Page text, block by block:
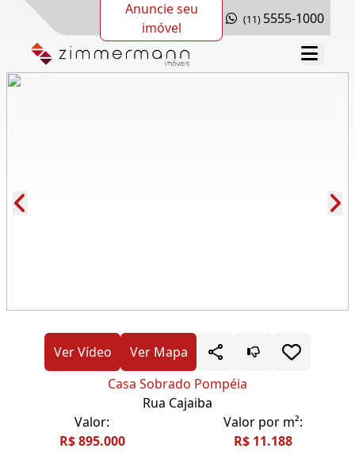
Anuncie seu
imóvel
(11) 5555-1000
Ver Vídeo
Ver Mapa
Casa Sobrado Pompéia
Rua Cajaiba
Valor:
R$ 895.000
Valor por m²:
R$ 11.188